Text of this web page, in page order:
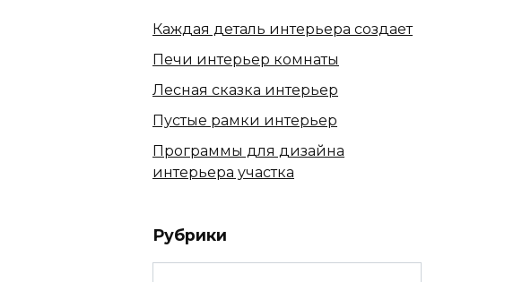
Каждая деталь интерьера создает
Печи интерьер комнаты
Лесная сказка интерьер
Пустые рамки интерьер
Программы для дизайна
интерьера участка
Рубрики